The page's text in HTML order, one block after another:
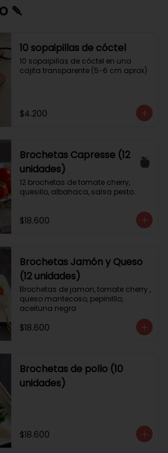
🍡
10 sopaipillas de cóctel
10 sopaipillas de cóctel en una
cajita transparente (5-6 cm aprox)
$4.200
Brochetas Capresse (12
unidades)
12 brochetas de tomate cherry,
quesillo, albahaca, salsa pesto.
$18.600
Brochetas Jamón y Queso
(12 unidades)
Brochetas de jamon, tomate cherry ,
queso mantecoso, pepinilllo,
aceituna negra
$18.600
Brochetas de pollo (10
unidades)
$18.600